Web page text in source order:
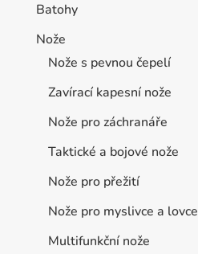
Batohy
Nože
Nože s pevnou čepelí
Zavírací kapesní nože
Nože pro záchranáře
Taktické a bojové nože
Nože pro přežití
Nože pro myslivce a lovce
Multifunkční nože